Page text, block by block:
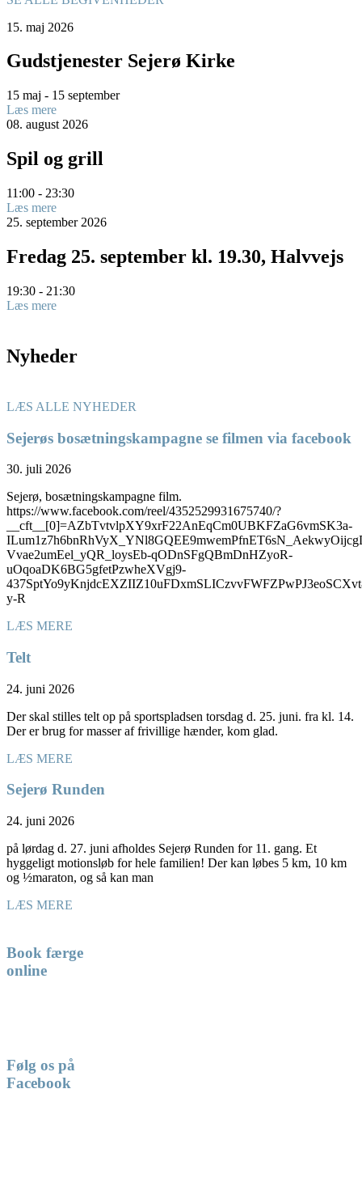
15. maj 2026
Gudstjenester Sejerø Kirke
15 maj - 15 september
Læs mere
08. august 2026
Spil og grill
11:00 - 23:30
Læs mere
25. september 2026
Fredag 25. september kl. 19.30, Halvvejs
19:30 - 21:30
Læs mere
Nyheder
LÆS ALLE NYHEDER
Sejerøs bosætningskampagne se filmen via facebook
30. juli 2026
Sejerø, bosætningskampagne film.
https://www.facebook.com/reel/4352529931675740/?
__cft__[0]=AZbTvtvlpXY9xrF22AnEqCm0UBKFZaG6vmSK3a-
Vvae2umEel_yQR_loysEb-qODnSFgQBmDnHZyoR-
uOqoaDK6BG5gfetPzwheXVgj9-
y-R
LÆS MERE
Telt
24. juni 2026
Der skal stilles telt op på sportspladsen torsdag d. 25. juni. fra kl. 14.
Der er brug for masser af frivillige hænder, kom glad.
LÆS MERE
Sejerø Runden
24. juni 2026
på lørdag d. 27. juni afholdes Sejerø Runden for 11. gang. Et
hyggeligt motionsløb for hele familien! Der kan løbes 5 km, 10 km
og ½maraton, og så kan man
LÆS MERE
Book færge
online
Følg os på
Facebook